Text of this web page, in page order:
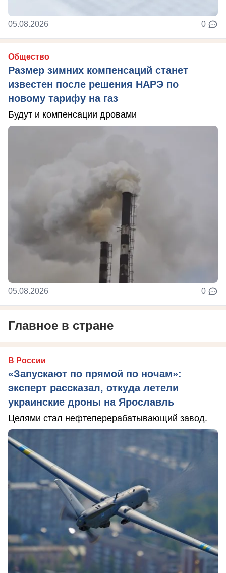
05.08.2026 0
Общество
Размер зимних компенсаций станет
известен после решения НАРЭ по
новому тарифу на газ
Будут и компенсации дровами
05.08.2026 0
Главное в стране
В России
«Запускают по прямой по ночам»:
эксперт рассказал, откуда летели
украинские дроны на Ярославль
Целями стал нефтеперерабатывающий завод.